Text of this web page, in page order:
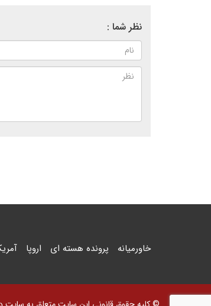
نظر شما :
خاورمیانه پرونده هسته ای اروپا